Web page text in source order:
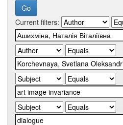
Current filters: